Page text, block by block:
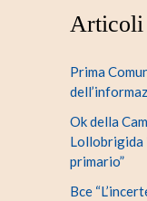
r
a
Articoli
Prima
Ok della
Lollobrigida
primario”
Bce